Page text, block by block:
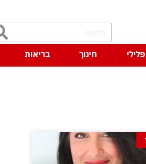
פלילי חינוך בריאות